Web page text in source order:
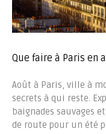
Que faire à Paris en
Août à Paris, ville à
secrets à qui reste.
baignades sauvages
de route pour un été